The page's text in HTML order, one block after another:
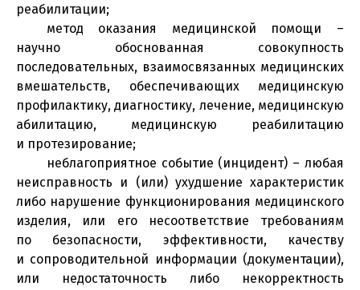
реабилитации;
метод оказания медицинской помощи –
научно обоснованная совокупность
последовательных, взаимосвязанных медицинских
вмешательств, обеспечивающих медицинскую
профилактику, диагностику, лечение, медицинскую
абилитацию, медицинскую реабилитацию
и протезирование;
неблагоприятное событие (инцидент) – любая
неисправность и (или) ухудшение характеристик
либо нарушение функционирования медицинского
изделия, или его несоответствие требованиям
по безопасности, эффективности, качеству
и сопроводительной информации (документации),
или недостаточность либо некорректность